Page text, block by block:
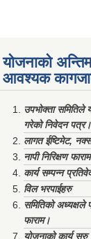
योजनाको
आवश्यक
उपभोक्ता समितिले
गरेको निवेदन पत्र।
लागत ईष्टिमेट,
नापी निरिक्षण
कार्य सम्पन्न
विल भरपाईहरु
समितिको अध्यक्षले
फाराम।
योजनाको कार्य सुरु